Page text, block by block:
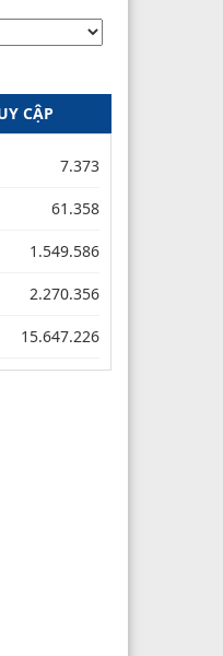
CẬP
7.373
61.358
1.549.586
2.270.356
15.647.226